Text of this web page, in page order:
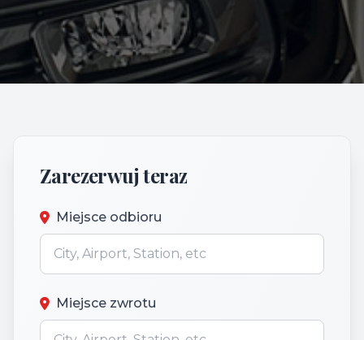
Zarezerwuj teraz
Miejsce odbioru
Miejsce zwrotu